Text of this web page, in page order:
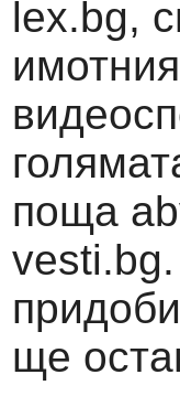
lex.bg,
поща
ще